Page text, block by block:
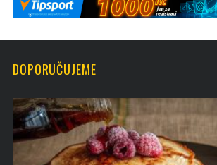
DOPORUČUJEME